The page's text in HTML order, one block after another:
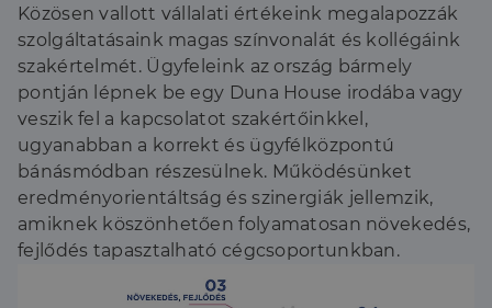
Közösen vallott vállalati értékeink megalapozzák
szolgáltatásaink magas színvonalát és kollégáink
szakértelmét. Ügyfeleink az ország bármely
pontján lépnek be egy Duna House irodába vagy
veszik fel a kapcsolatot szakértőinkkel,
ugyanabban a korrekt és ügyfélközpontú
bánásmódban részesülnek. Működésünket
eredményorientáltság és szinergiák jellemzik,
amiknek köszönhetően folyamatosan növekedés,
fejlődés tapasztalható cégcsoportunkban.